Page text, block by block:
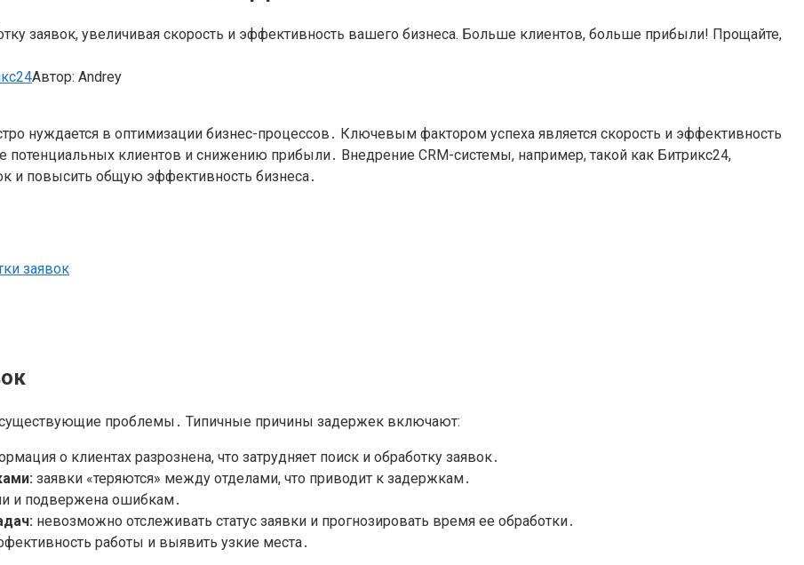
заявок, увеличивая скорость и эффективность вашего бизнеса. Больше клиентов, больше прибыли! Прощайте,
Автор: Andrey
нуждается в оптимизации бизнес-процессов․ Ключевым фактором успеха является скорость и эффективность
потенциальных клиентов и снижению прибыли․ Внедрение CRM-системы, например, такой как Битрикс24,
и повысить общую эффективность бизнеса․
заявок
проблемы․ Типичные причины задержек включают:
о клиентах разрознена, что затрудняет поиск и обработку заявок․
заявки «теряются» между отделами, что приводит к задержкам․
и подвержена ошибкам․
невозможно отслеживать статус заявки и прогнозировать время ее обработки․
работы и выявить узкие места․